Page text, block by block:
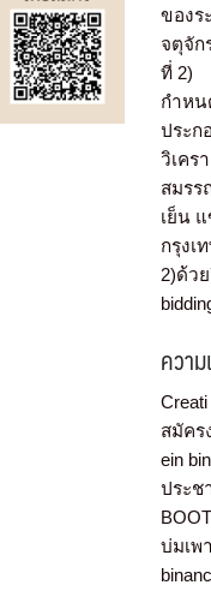
ของร
จตุจัก
ที่ 2)
กำหน
ประก
วิเคร
สมรร
เย็น
กรุงเ
2)ด้ว
ควา
สมัคร
ein
ประช
บ่มเพ